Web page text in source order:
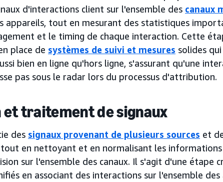
d'interactions client sur l'ensemble des canaux
appareils, tout en mesurant des statistiques
et le timing de chaque interaction. Cette
place de systèmes de suivi et mesures solides
bien en ligne qu'hors ligne, s'assurant qu'une
pas sous le radar lors du processus d'attribution.
traitement de signaux
des signaux provenant de plusieurs sources et
en nettoyant et en normalisant les
sur l'ensemble des canaux. Il s'agit d'une étape
en associant des interactions sur l'ensemble